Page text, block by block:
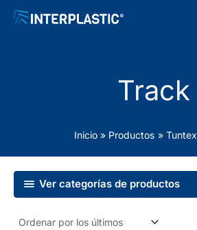
Track
Inicio Productos Tuntex
Ver categorías de productos